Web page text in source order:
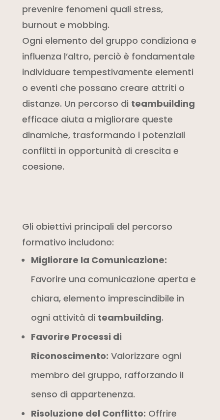
prevenire fenomeni quali stress,
burnout e mobbing.
Ogni elemento del gruppo condiziona e
influenza l’altro, perciò è fondamentale
individuare tempestivamente elementi
o eventi che possano creare attriti o
distanze. Un percorso di teambuilding
efficace aiuta a migliorare queste
dinamiche, trasformando i potenziali
conflitti in opportunità di crescita e
coesione.
Gli obiettivi principali del percorso
formativo includono:
Migliorare la Comunicazione:
Favorire una comunicazione aperta e
chiara, elemento imprescindibile in
ogni attività di teambuilding.
Favorire Processi di
Riconoscimento: Valorizzare ogni
membro del gruppo, rafforzando il
senso di appartenenza.
Risoluzione del Conflitto: Offrire